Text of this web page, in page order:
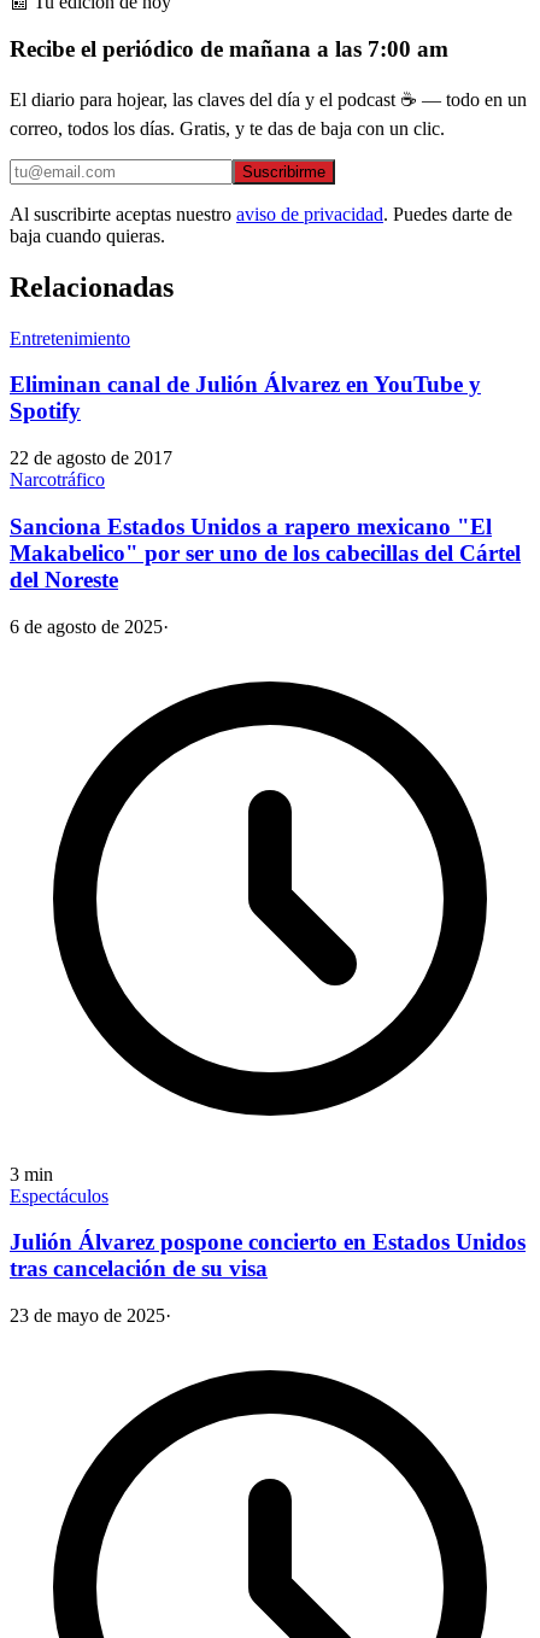
Recibe el periódico de mañana a las 7:00 am
El diario para hojear, las claves del día y el podcast ☕ — todo en un
correo, todos los días. Gratis, y te das de baja con un clic.
Suscribirme
Al suscribirte aceptas nuestro aviso de privacidad. Puedes darte de
baja cuando quieras.
Relacionadas
Entretenimiento
Eliminan canal de Julión Álvarez en YouTube y
Spotify
22 de agosto de 2017
Narcotráfico
Sanciona Estados Unidos a rapero mexicano "El
Makabelico" por ser uno de los cabecillas del Cártel
del Noreste
6 de agosto de 2025·
3 min
Espectáculos
Julión Álvarez pospone concierto en Estados Unidos
tras cancelación de su visa
23 de mayo de 2025·